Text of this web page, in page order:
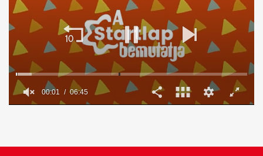
minutes,
00:02 06:45